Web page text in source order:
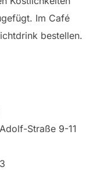
Im Café
bestellen.
Straße 9-11